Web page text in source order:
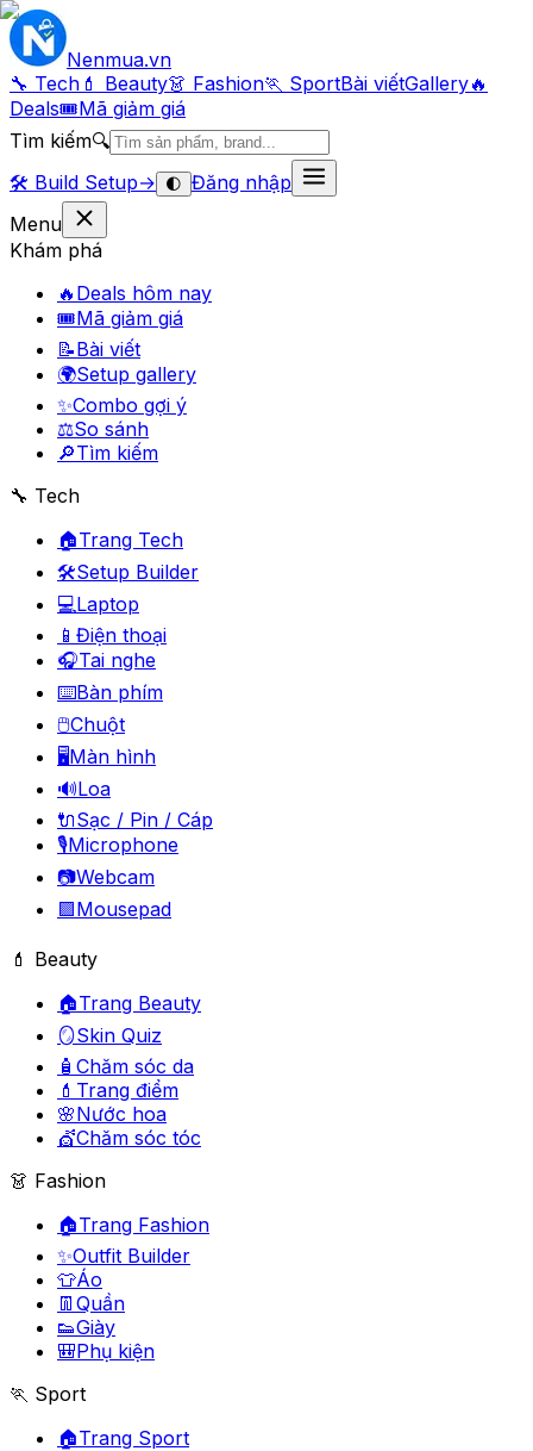
Nenmua.vn
🔧 Tech 💄 Beauty👗 Fashion🏃 SportBài viếtGallery🔥
Deals🎟Mã giảm giá
Tìm kiếm🔍
🛠️ Build Setup→ 🌓 Đăng nhập
Menu
Khám phá
🔥 Deals hôm nay
🎟Mã giảm giá
📝Bài viết
🌍Setup gallery
✨Combo gợi ý
⚖️So sánh
🔎Tìm kiếm
🔧 Tech
🏠Trang Tech
🛠️Setup Builder
💻Laptop
📱 Điện thoại
🎧Tai nghe
⌨️Bàn phím
🖱️Chuột
🖥️Màn hình
🔊Loa
🔌Sạc / Pin / Cáp
🎙️Microphone
📷Webcam
🟪Mousepad
💄 Beauty
🏠Trang Beauty
🪞Skin Quiz
🧴 Chăm sóc da
💄 Trang điểm
🌸Nước hoa
💇Chăm sóc tóc
👗 Fashion
🏠Trang Fashion
✨Outfit Builder
👕Áo
👖 Quần
👟Giày
🎒Phụ kiện
🏃 Sport
🏠Trang Sport